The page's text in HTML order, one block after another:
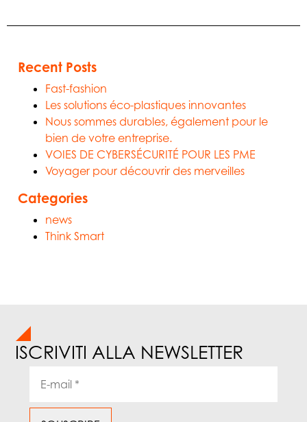
Recent Posts
Fast-fashion
Les solutions éco-plastiques innovantes
Nous sommes durables, également pour le
bien de votre entreprise.
VOIES DE CYBERSÉCURITÉ POUR LES PME
Voyager pour découvrir des merveilles
Categories
news
Think Smart
ISCRIVITI ALLA NEWSLETTER